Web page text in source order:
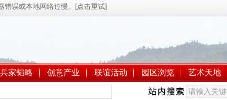
兵家韬略 创意产业 联谊活动 园区浏览 艺术天地